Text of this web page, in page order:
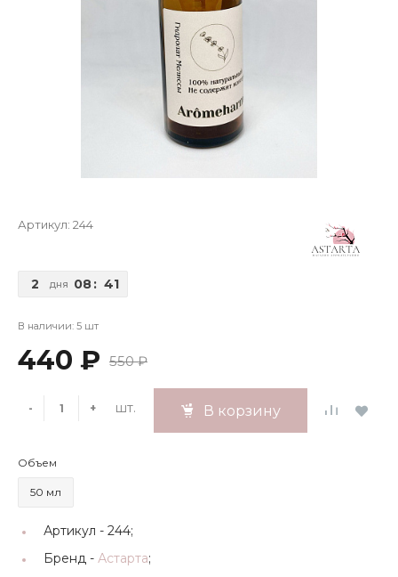
Артикул: 244
2 дня 08: 41
В наличии: 5 шт
440 ₽ 550 ₽
- + шт. В корзину
Объем
50 мл
Артикул - 244;
Бренд - Астарта;